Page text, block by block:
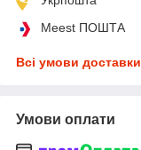
Meest ПОШТА
Всі умови доставки
Умови оплати